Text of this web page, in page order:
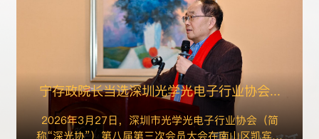
宁存政院长当选深圳光学光电子行业协会...
2026年3月27日，深圳市光学光电子行业协会（简
称“深光协”）第八届第三次会员大会在南山区凯宾斯